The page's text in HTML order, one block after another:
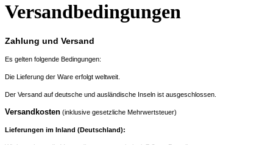
Versandbedingungen
Zahlung und Versand
Es gelten folgende Bedingungen:
Die Lieferung der Ware erfolgt weltweit.
Der Versand auf deutsche und ausländische Inseln ist ausgeschlossen.
Versandkosten (inklusive gesetzliche Mehrwertsteuer)
Lieferungen im Inland (Deutschland):